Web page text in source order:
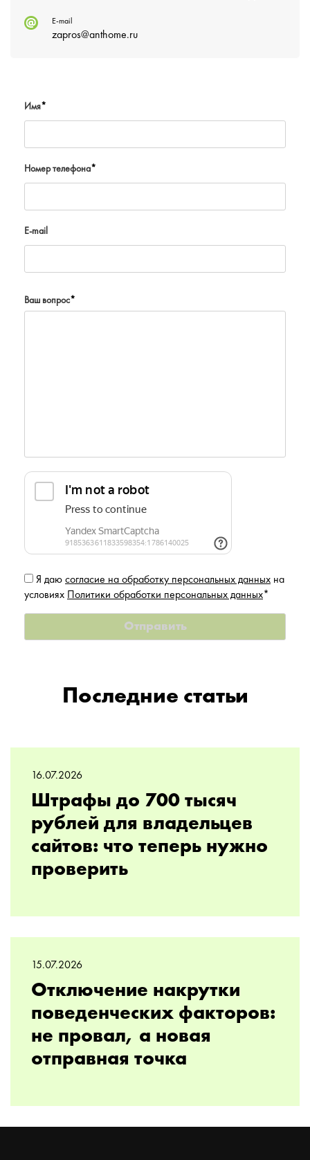
E-mail
zapros@anthome.ru
Имя*
Номер телефона*
E-mail
Ваш вопрос*
Я даю согласие на обработку персональных данных на
условиях Политики обработки персональных данных*
Последние статьи
16.07.2026
Штрафы до 700 тысяч
рублей для владельцев
сайтов: что теперь нужно
проверить
15.07.2026
Отключение накрутки
поведенческих факторов:
не провал, а новая
отправная точка